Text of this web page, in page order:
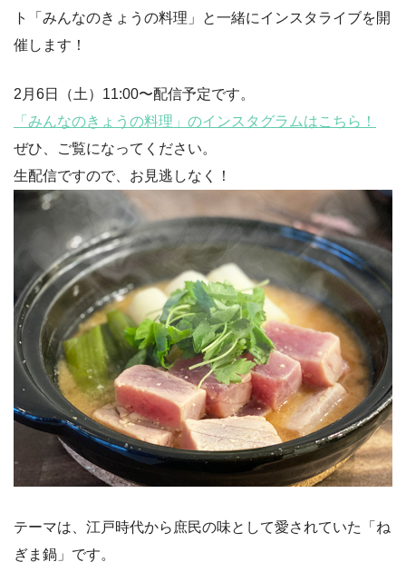
ト「みんなのきょうの料理」と一緒にインスタライブを開
催します！
2月6日（土）11:00〜配信予定です。
「みんなのきょうの料理」のインスタグラムはこちら！
ぜひ、ご覧になってください。
生配信ですので、お見逃しなく！
テーマは、江戸時代から庶民の味として愛されていた「ね
ぎま鍋」です。